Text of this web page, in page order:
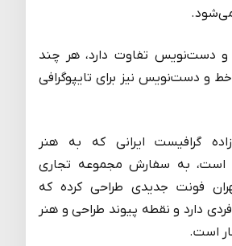
می‌شود.
و دست‌نویس تفاوت دارد، هر چند
خط و دست‌نویس نیز برای تایپوگرافی
گرافیست ایرانی که به هنر
است، به سفارش مجموعه تجاری
فونت جدیدی طراحی کرده که
دارد و نقطه پیوند طراحی و هنر
است.